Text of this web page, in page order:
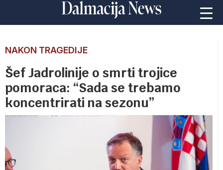
NAKON TRAGEDIJE
Šef Jadrolinije o smrti trojice
pomoraca: “Sada se trebamo
koncentrirati na sezonu”